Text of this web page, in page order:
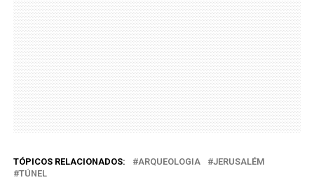
TÓPICOS RELACIONADOS: ARQUEOLOGIA
JERUSALÉM
TÚNEL